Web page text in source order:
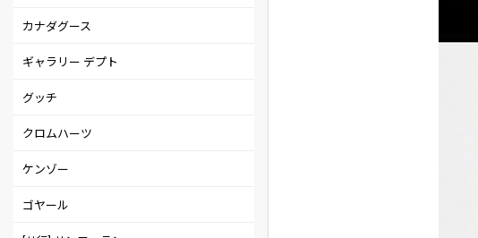
カナダグース
ギャラリー デプト
グッチ
クロムハーツ
ケンゾー
ゴヤール